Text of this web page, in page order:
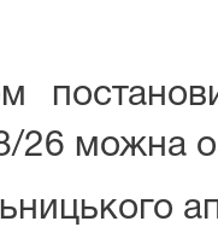
26 можна